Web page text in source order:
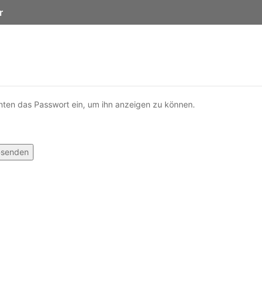
das Passwort ein, um ihn anzeigen zu können.